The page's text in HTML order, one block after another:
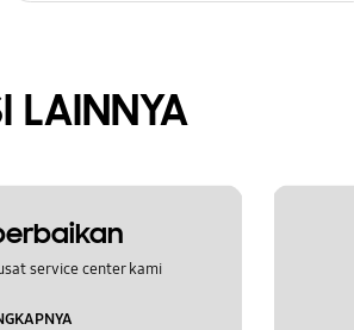
LAINNYA
service center kami